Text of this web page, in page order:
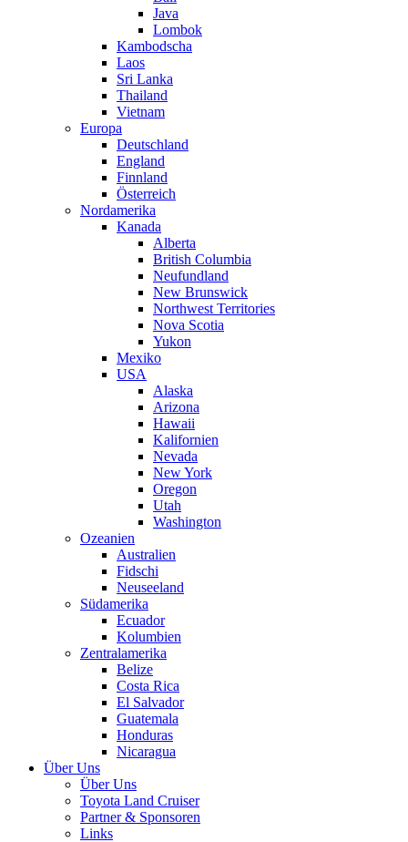
Java
Lombok
Kambodscha
Laos
Sri Lanka
Thailand
Vietnam
Europa
Deutschland
England
Finnland
Österreich
Nordamerika
Kanada
Alberta
British Columbia
Neufundland
New Brunswick
Northwest Territories
Nova Scotia
Yukon
Mexiko
USA
Alaska
Arizona
Hawaii
Kalifornien
Nevada
New York
Oregon
Utah
Washington
Ozeanien
Australien
Fidschi
Neuseeland
Südamerika
Ecuador
Kolumbien
Zentralamerika
Belize
Costa Rica
El Salvador
Guatemala
Honduras
Nicaragua
Über Uns
Über Uns
Toyota Land Cruiser
Partner & Sponsoren
Links